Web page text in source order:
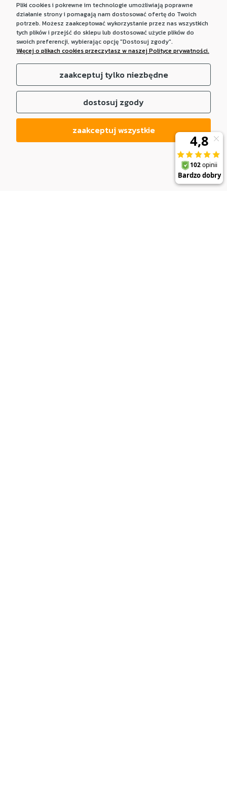
Pliki cookies i pokrewne im technologie umożliwiają poprawne
działanie strony i pomagają nam dostosować ofertę do Twoich
potrzeb. Możesz zaakceptować wykorzystanie przez nas wszystkich
tych plików i przejść do sklepu lub dostosować użycie plików do
swoich preferencji, wybierając opcję "Dostosuj zgody".
Więcej o plikach cookies przeczytasz w naszej Polityce prywatności.
zaakceptuj tylko niezbędne
dostosuj zgody
zaakceptuj wszystkie